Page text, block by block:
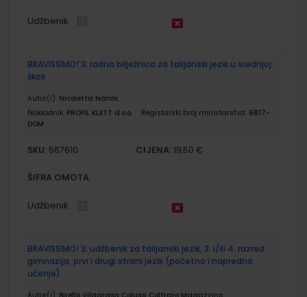
Udžbenik
BRAVISSIMO! 3; radna bilježnica za talijanski jezik u srednjoj
školi
Autor(i): Nicoletta Nanni
Nakladnik: PROFIL KLETT d.o.o. Registarski broj ministarstva: 6817-
DOM
SKU: 567610 CIJENA: 19,50 €
ŠIFRA OMOTA:
Udžbenik
BRAVISSIMO! 3; udžbenik za talijanski jezik, 3. i/ili 4. razred
gimnazija, prvi i drugi strani jezik (početno i napredno
učenje)